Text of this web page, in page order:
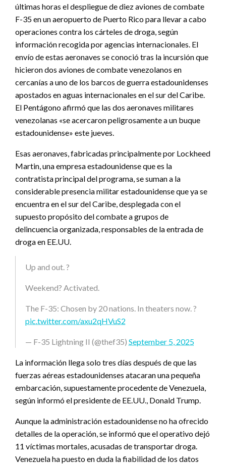
últimas horas el despliegue de diez aviones de combate
F-35 en un aeropuerto de Puerto Rico para llevar a cabo
operaciones contra los cárteles de droga, según
información recogida por agencias internacionales. El
envío de estas aeronaves se conoció tras la incursión que
hicieron dos aviones de combate venezolanos en
cercanías a uno de los barcos de guerra estadounidenses
apostados en aguas internacionales en el sur del Caribe.
El Pentágono afirmó que las dos aeronaves militares
venezolanas «se acercaron peligrosamente a un buque
estadounidense» este jueves.
Esas aeronaves, fabricadas principalmente por Lockheed
Martin, una empresa estadounidense que es la
contratista principal del programa, se suman a la
considerable presencia militar estadounidense que ya se
encuentra en el sur del Caribe, desplegada con el
supuesto propósito del combate a grupos de
delincuencia organizada, responsables de la entrada de
droga en EE.UU.
Up and out. ?
Weekend? Activated.
The F-35: Chosen by 20 nations. In theaters now. ?
pic.twitter.com/axu2qHVuS2
— F-35 Lightning II (@thef35) September 5, 2025
La información llega solo tres días después de que las
fuerzas aéreas estadounidenses atacaran una pequeña
embarcación, supuestamente procedente de Venezuela,
según informó el presidente de EE.UU., Donald Trump.
Aunque la administración estadounidense no ha ofrecido
detalles de la operación, se informó que el operativo dejó
11 víctimas mortales, acusadas de transportar droga.
Venezuela ha puesto en duda la fiabilidad de los datos